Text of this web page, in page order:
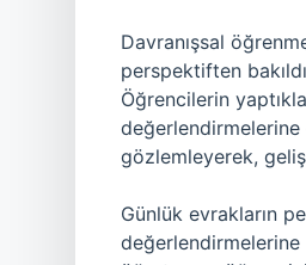
Davranışsal
perspektiften
Öğrencilerin
değerlendirmelerine
gözlemleyerek,
Günlük evrakların
değerlendirmelerine